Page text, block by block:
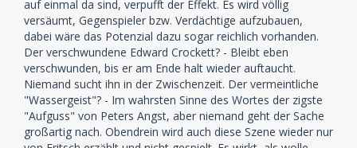
auf einmal da sind, verpufft der Effekt. Es wird völlig
versäumt, Gegenspieler bzw. Verdächtige aufzubauen,
dabei wäre das Potenzial dazu sogar reichlich vorhanden.
Der verschwundene Edward Crockett? - Bleibt eben
verschwunden, bis er am Ende halt wieder auftaucht.
Niemand sucht ihn in der Zwischenzeit. Der vermeintliche
"Wassergeist"? - Im wahrsten Sinne des Wortes der zigste
"Aufguss" von Peters Angst, aber niemand geht der Sache
großartig nach. Obendrein wird auch diese Szene wieder nur